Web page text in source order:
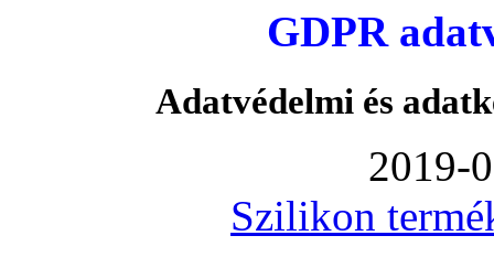
GDPR
Adatvédelmi és
2019-
Szilikon